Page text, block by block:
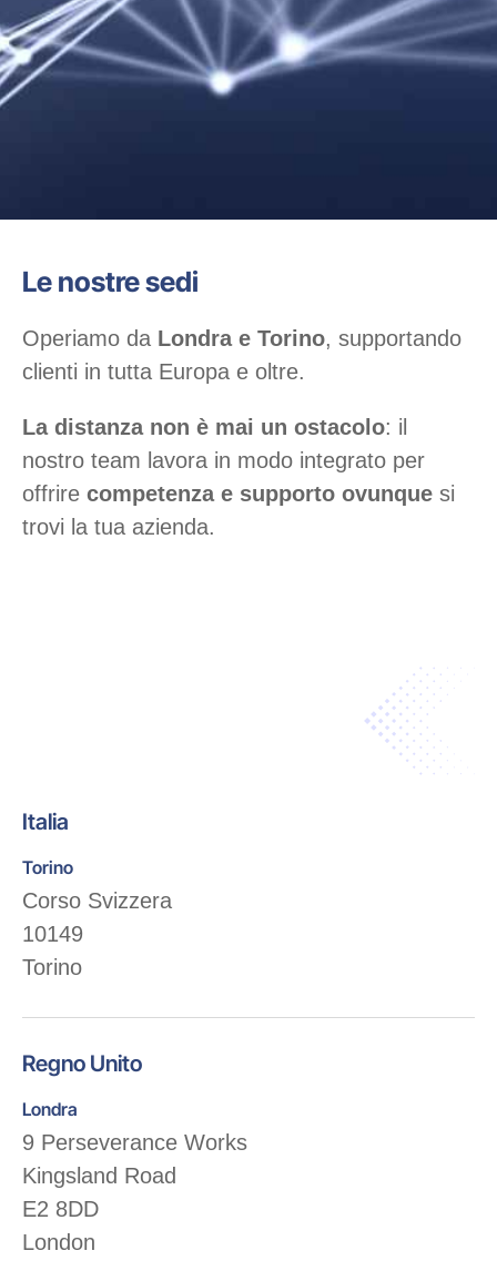
Le nostre sedi
Operiamo da Londra e Torino, supportando
clienti in tutta Europa e oltre.
La distanza non è mai un ostacolo: il
nostro team lavora in modo integrato per
offrire competenza e supporto ovunque si
trovi la tua azienda.
Italia
Torino
Corso Svizzera
10149
Torino
Regno Unito
Londra
9 Perseverance Works
Kingsland Road
E2 8DD
London